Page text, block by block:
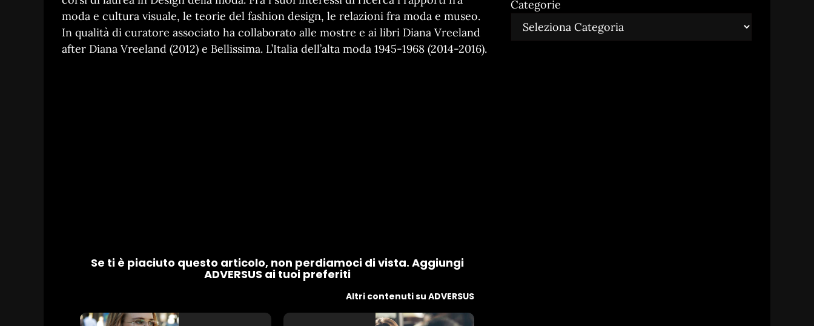
moda e cultura visuale, le teorie del fashion design, le relazioni fra moda e museo.
In qualità di curatore associato ha collaborato alle mostre e ai libri Diana Vreeland
after Diana Vreeland (2012) e Bellissima. L’Italia dell’alta moda 1945-1968 (2014-2016).
Se ti è piaciuto questo articolo, non perdiamoci di vista. Aggiungi
ADVERSUS ai tuoi preferiti
Altri contenuti su ADVERSUS
Categorie